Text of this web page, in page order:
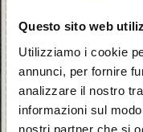
Questo sito web
Utilizziamo i cookie
annunci, per fornire
analizzare il nostro
informazioni sul
nostri partner che si